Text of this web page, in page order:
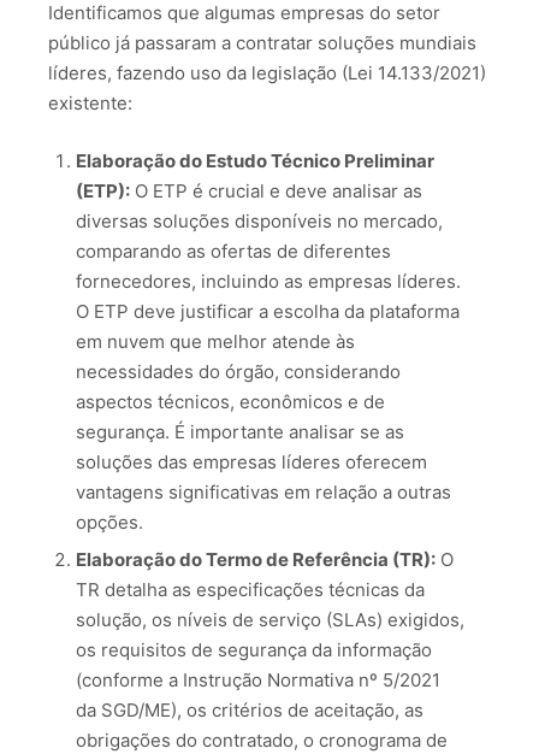
Identificamos que algumas empresas do setor
público já passaram a contratar soluções mundiais
líderes, fazendo uso da legislação (Lei 14.133/2021)
existente:
Elaboração do Estudo Técnico Preliminar
(ETP):O ETP é crucial e deve analisar as
diversas soluções disponíveis no mercado,
comparando as ofertas de diferentes
fornecedores, incluindo as empresas líderes.
O ETP deve justificar a escolha da plataforma
em nuvem que melhor atende às
necessidades do órgão, considerando
aspectos técnicos, econômicos e de
segurança. É importante analisar se as
soluções das empresas líderes oferecem
vantagens significativas em relação a outras
opções.
Elaboração do Termo de Referência (TR):O
TR detalha as especificações técnicas da
solução, os níveis de serviço (SLAs) exigidos,
os requisitos de segurança da informação
(conforme a Instrução Normativa nº 5/2021
da SGD/ME), os critérios de aceitação, as
obrigações do contratado, o cronograma de